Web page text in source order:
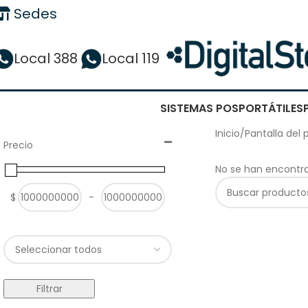
Sedes
Local 388 Local 119
SISTEMAS POSPORTÁTILES
Precio
$
Minimum Price
-
Maximum Price
Filtrar
Inicio/Pantalla del
No se han